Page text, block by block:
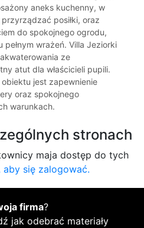
aneks kuchenny, w
posiłki, oraz
do spokojnego ogrodu,
wrażeń. Villa Jeziorki
ze
atut dla właścicieli pupili.
obiektu jest zapewnienie
oraz spokojnego
warunkach.
stronach
maja dostęp do tych
aby się zalogować.
firma?
jak odebrać materiały